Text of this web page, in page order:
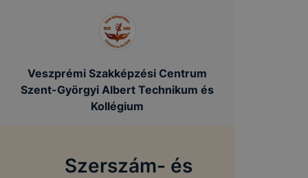
Veszprémi Szakképzési Centrum
Szent-Györgyi Albert Technikum és
Kollégium
Szerszám- és